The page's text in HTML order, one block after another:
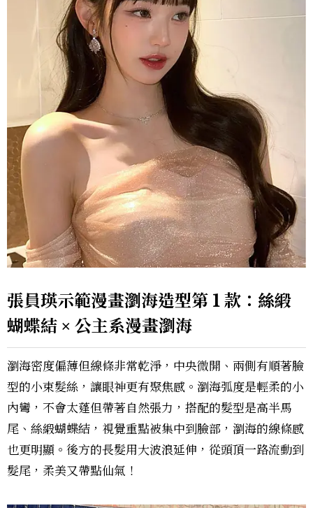
張員瑛示範漫畫瀏海造型第 1 款：絲緞
蝴蝶結 × 公主系漫畫瀏海
瀏海密度偏薄但線條非常乾淨，中央微開、兩側有順著臉
型的小束髮絲，讓眼神更有聚焦感。瀏海弧度是輕柔的小
內彎，不會太蓬但帶著自然張力，搭配的髮型是高半馬
尾、絲緞蝴蝶結，視覺重點被集中到臉部，瀏海的線條感
也更明顯。後方的長髮用大波浪延伸，從頭頂一路流動到
髮尾，柔美又帶點仙氣！